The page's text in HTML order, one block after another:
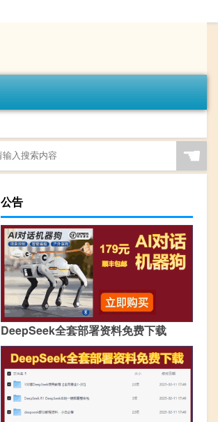
☚
公告
DeepSeek全套部署资料免费下载